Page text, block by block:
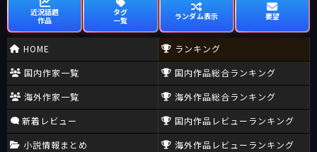
近況話題
作品
タグ
一覧
ランダム表示 要望
HOME
国内作家一覧
海外作家一覧
新着レビュー
小説情報まとめ
ランキング
国内作品総合ランキング
海外作品総合ランキング
国内作品レビューランキング
海外作品レビューランキング